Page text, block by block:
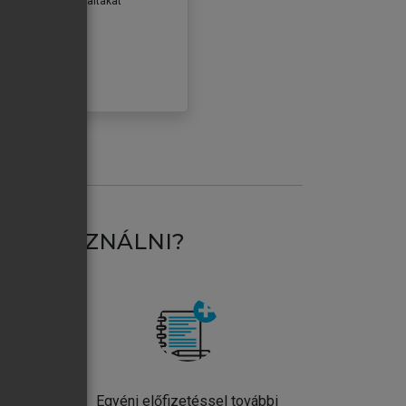
HASZNÁLNI?
Egyéni előfizetéssel további